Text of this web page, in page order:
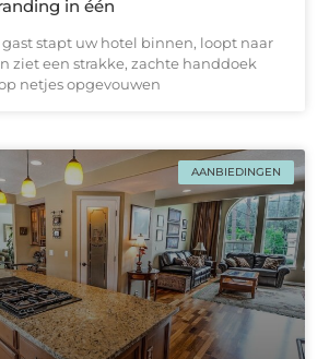
in één
gast stapt uw hotel binnen, loopt naar
ziet een strakke, zachtе handdoek
netjes opgevouwen
AANBIEDINGEN